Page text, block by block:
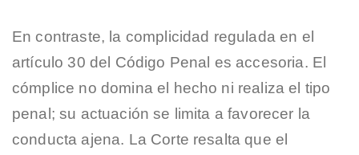
En contraste, la complicidad regulada en el
artículo 30 del Código Penal es accesoria. El
cómplice no domina el hecho ni realiza el tipo
penal; su actuación se limita a favorecer la
conducta ajena. La Corte resalta que el